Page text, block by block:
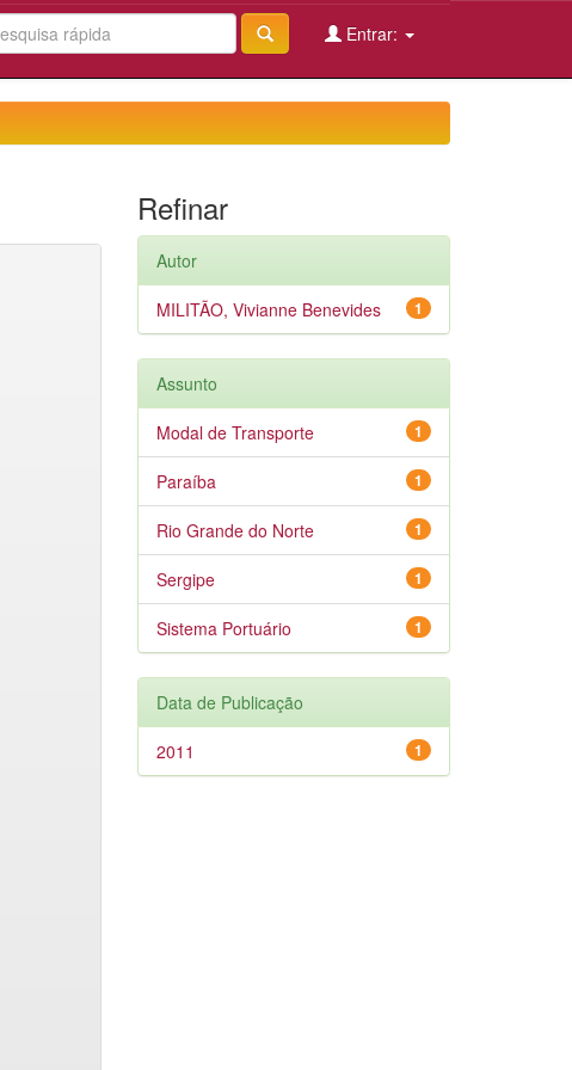
Entrar:
Refinar
Autor
1
MILITÃO, Vivianne Benevides
Assunto
1
Modal de Transporte
1
Paraíba
1
Rio Grande do Norte
1
Sergipe
1
Sistema Portuário
Data de Publicação
1
2011